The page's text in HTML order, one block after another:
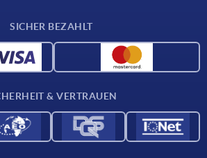
SICHER BEZAHLT
& VERTRAUEN